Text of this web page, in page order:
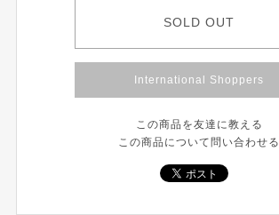
SOLD OUT
International Shoppers
この商品を友達に教える
この商品について問い合わせる